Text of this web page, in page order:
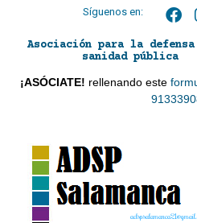
Síguenos en:
Asociación para la
sanidad pública
¡ASÓCIATE! rellenando este